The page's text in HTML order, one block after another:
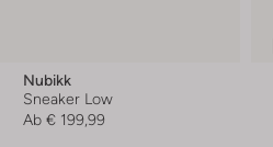
Nubikk
Sneaker Low
Ab € 199,99